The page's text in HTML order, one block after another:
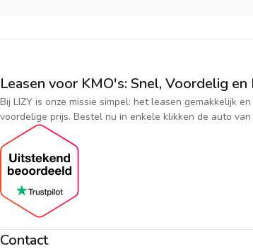
Leasen voor KMO's: Snel, Voordelig
Bij LIZY is onze missie simpel: het leasen gemakkelijk
voordelige prijs. Bestel nu in enkele klikken de auto
Contact